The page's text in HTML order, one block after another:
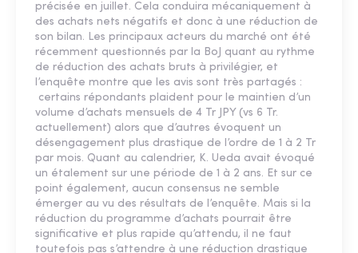
précisée en juillet. Cela conduira mécaniquement à
des achats nets négatifs et donc à une réduction de
son bilan. Les principaux acteurs du marché ont été
récemment questionnés par la BoJ quant au rythme
de réduction des achats bruts à privilégier, et
l’enquête montre que les avis sont très partagés :
certains répondants plaident pour le maintien d’un
volume d’achats mensuels de 4 Tr JPY (vs 6 Tr.
actuellement) alors que d’autres évoquent un
désengagement plus drastique de l’ordre de 1 à 2 Tr
par mois. Quant au calendrier, K. Ueda avait évoqué
un étalement sur une période de 1 à 2 ans. Et sur ce
point également, aucun consensus ne semble
émerger au vu des résultats de l’enquête. Mais si la
réduction du programme d’achats pourrait être
significative et plus rapide qu’attendu, il ne faut
toutefois pas s’attendre à une réduction drastique